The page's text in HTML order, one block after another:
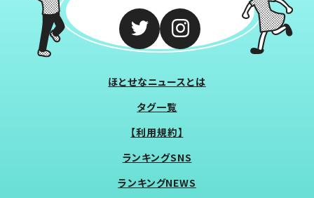
ほとせなニュースとは
タグ一覧
【利用規約】
ランキングSNS
ランキングNEWS